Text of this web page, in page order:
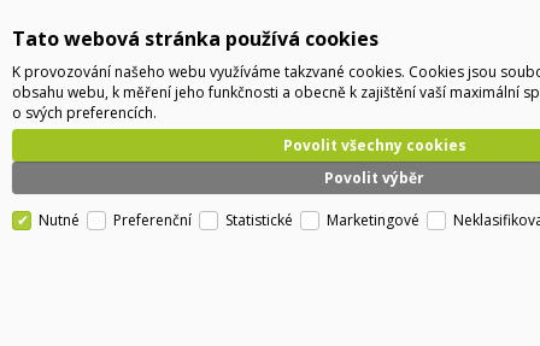
Tato webová stránka používá cookies
K provozování našeho webu využíváme takzvané cookies. Cookies jsou
obsahu webu, k měření jeho funkčnosti a obecně k zajištění vaší maximální
o svých preferencích.
Povolit výběr
Povolit všechny cookies
Nutné Preferenční Statistické Marketingové